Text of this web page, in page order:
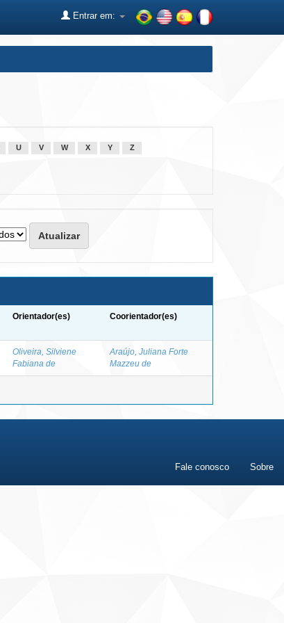
Entrar em:
U V W X Y Z
Orientador(es) Coorientador(es)
Oliveira, Silviene
Fabiana de
Araújo, Juliana Forte
Mazzeu de
Fale conosco Sobre